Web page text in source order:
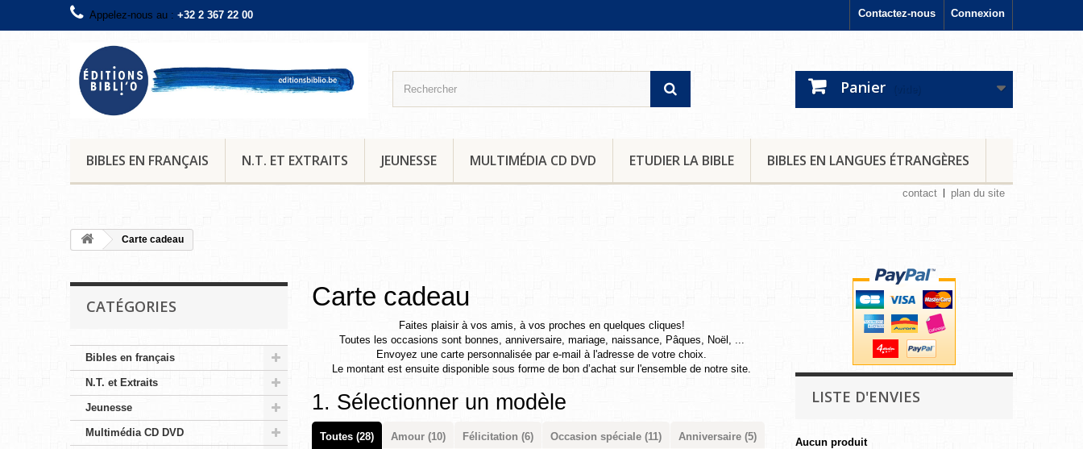
Connexion
Contactez-nous
Appelez-nous au : +32 2 367 22 00
Panier
BIBLES EN FRANÇAIS N.T. ET EXTRAITS JEUNESSE MULTIMÉDIA CD DVD ETUDIER LA BIBLE BIBLES EN LANGUES ÉTRANGÈRES
contact plan du site
Carte cadeau
CATÉGORIES
Bibles en français
N.T. et Extraits
Jeunesse
Multimédia CD DVD
Carte cadeau
Faites plaisir à vos amis, à vos proches en quelques cliques!
Toutes les occasions sont bonnes, anniversaire, mariage, naissance, Pâques, Noël, ...
Envoyez une carte personnalisée par e-mail à l'adresse de votre choix.
Le montant est ensuite disponible sous forme de bon d’achat sur l'ensemble de notre site.
1. Sélectionner un modèle
Toutes (28) Amour (10) Félicitation (6) Occasion spéciale (11) Anniversaire (5)
LISTE D'ENVIES
Aucun produit